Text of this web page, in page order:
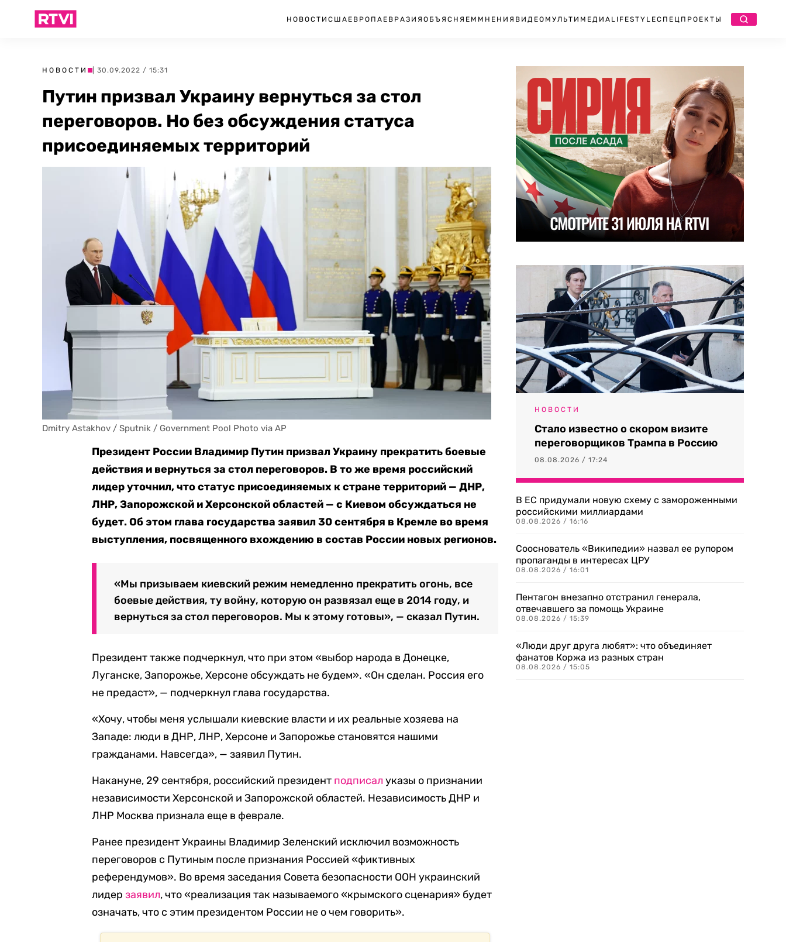
НОВОСТИ США ЕВРОПА ЕВРАЗИЯ ОБЪЯСНЯЕМ МНЕНИЯ ВИДЕО МУЛЬТИМЕДИА LIFESTYLEСПЕЦПРОЕКТЫ
НОВОСТИ | 30.09.2022 / 15:31
Путин призвал Украину вернуться за стол
переговоров. Но без обсуждения статуса
присоединяемых территорий
Dmitry Astakhov / Sputnik / Government Pool Photo via AP
Президент России Владимир Путин призвал Украину прекратить боевые
действия и вернуться за стол переговоров. В то же время российский
лидер уточнил, что статус присоединяемых к стране территорий — ДНР,
ЛНР, Запорожской и Херсонской областей — с Киевом обсуждаться не
будет. Об этом глава государства заявил 30 сентября в Кремле во время
выступления, посвященного вхождению в состав России новых регионов.
«Мы призываем киевский режим немедленно прекратить огонь, все
боевые действия, ту войну, которую он развязал еще в 2014 году, и
вернуться за стол переговоров. Мы к этому готовы», — сказал Путин.
Президент также подчеркнул, что при этом «выбор народа в Донецке,
Луганске, Запорожье, Херсоне обсуждать не будем». «Он сделан. Россия его
не предаст», — подчеркнул глава государства.
«Хочу, чтобы меня услышали киевские власти и их реальные хозяева на
Западе: люди в ДНР, ЛНР, Херсоне и Запорожье становятся нашими
гражданами. Навсегда», — заявил Путин.
Накануне, 29 сентября, российский президент подписал указы о признании
независимости Херсонской и Запорожской областей. Независимость ДНР и
ЛНР Москва признала еще в феврале.
Ранее президент Украины Владимир Зеленский исключил возможность
переговоров с Путиным после признания Россией «фиктивных
референдумов». Во время заседания Совета безопасности ООН украинский
лидерзаявил, что «реализация так называемого «крымского сценария» будет
означать, что с этим президентом России не о чем говорить».
НОВОСТИ
Стало известно о скором визите
переговорщиков Трампа в Россию
08.08.2026 / 17:24
В ЕС придумали новую схему с замороженными
российскими миллиардами
08.08.2026 / 16:16
Сооснователь «Википедии» назвал ее рупором
пропаганды в интересах ЦРУ
08.08.2026 / 16:01
Пентагон внезапно отстранил генерала,
отвечавшего за помощь Украине
08.08.2026 / 15:39
«Люди друг друга любят»: что объединяет
фанатов Коржа из разных стран
08.08.2026 / 15:05